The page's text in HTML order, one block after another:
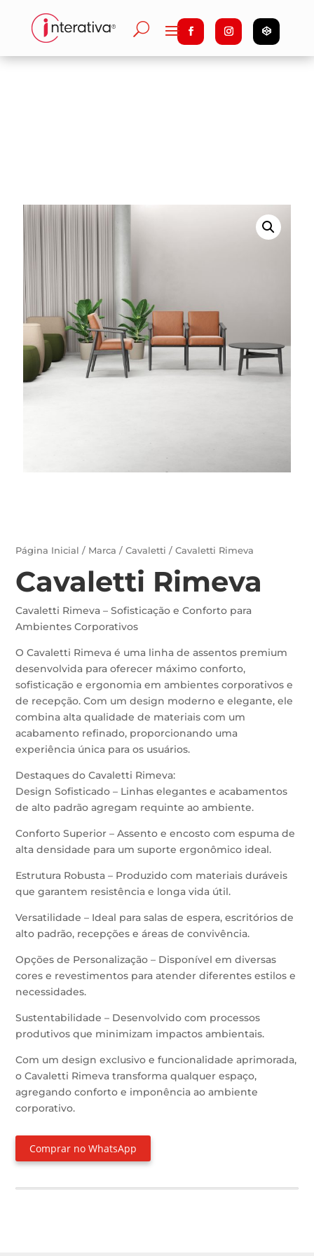
Página Inicial / Marca /Cavaletti / Cavaletti Rimeva
Cavaletti Rimeva
Cavaletti Rimeva – Sofisticação e Conforto para
Ambientes Corporativos
O Cavaletti Rimeva é uma linha de assentos premium
desenvolvida para oferecer máximo conforto,
sofisticação e ergonomia em ambientes corporativos e
de recepção. Com um design moderno e elegante, ele
combina alta qualidade de materiais com um
acabamento refinado, proporcionando uma
experiência única para os usuários.
Destaques do Cavaletti Rimeva:
Design Sofisticado – Linhas elegantes e acabamentos
de alto padrão agregam requinte ao ambiente.
Conforto Superior – Assento e encosto com espuma de
alta densidade para um suporte ergonômico ideal.
Estrutura Robusta – Produzido com materiais duráveis
que garantem resistência e longa vida útil.
Versatilidade – Ideal para salas de espera, escritórios de
alto padrão, recepções e áreas de convivência.
Opções de Personalização – Disponível em diversas
cores e revestimentos para atender diferentes estilos e
necessidades.
Sustentabilidade – Desenvolvido com processos
produtivos que minimizam impactos ambientais.
Com um design exclusivo e funcionalidade aprimorada,
o Cavaletti Rimeva transforma qualquer espaço,
agregando conforto e imponência ao ambiente
corporativo.
Comprar no WhatsApp